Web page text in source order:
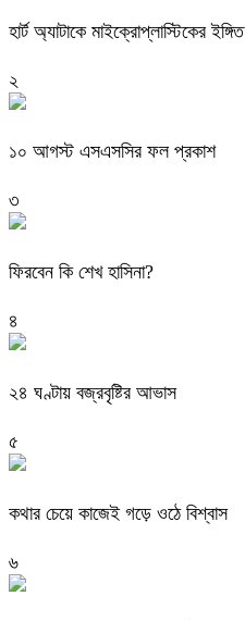
হার্ট অ্যাটাকে মাইক্রোপ্লাস্টিকের ইঙ্গিত
২
১০ আগস্ট এসএসসির ফল প্রকাশ
৩
ফিরবেন কি শেখ হাসিনা?
৪
২৪ ঘণ্টায় বজ্রবৃষ্টির আভাস
৫
কথার চেয়ে কাজেই গড়ে ওঠে বিশ্বাস
৬